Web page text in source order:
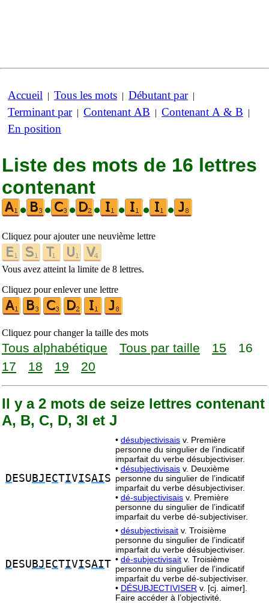
Accueil | Tous les mots | Débutant par|
Terminant par| Contenant AB | Contenant A & B |
En position
Liste des mots de 16 lettres
contenant
•
• • • • • •
Cliquez pour ajouter une neuvième lettre
Vous avez atteint la limite de 8 lettres.
Cliquez pour enlever une lettre
Cliquez pour changer la taille des mots
Tous alphabétique Tous par taille 15
16
17
18 19 20
Il y a 2 mots de seize lettres contenant
A, B, C, D, 3I et J
D ESU BJ ECTIVISAIS
• désubjectivisais v. Première
personne du singulier de l’indicatif
imparfait du verbe désubjectiviser.
• désubjectivisais v. Deuxième
personne du singulier de l’indicatif
imparfait du verbe désubjectiviser.
• dé-subjectivisais v. Première
personne du singulier de l’indicatif
imparfait du verbe dé-subjectiviser.
D ESU BJ ECTIVISAIT
• désubjectivisait v. Troisième
personne du singulier de l’indicatif
imparfait du verbe désubjectiviser.
• dé-subjectivisait v. Troisième
personne du singulier de l’indicatif
imparfait du verbe dé-subjectiviser.
• DÉSUBJECTIVISER v. [cj. aimer].
Faire accéder à l’objectivité.